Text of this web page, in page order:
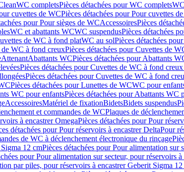
WC completsPièces détachées pour WC complets
cuvettes de WCPièces détachées pour Pour cuvettes
pour Pour sièges de WCAccessoiresPièces
WC et abattants WCWC suspendusPièces détachées
de WC à fond platWC au solPièces détachées
de WC à fond creuxPièces détachées pour Cuvettes de
AttenantAbattants WCPièces détachées pour Abattants
Pièces détachées pour Cuvettes de WC à fond
Pièces détachées pour Cuvettes de WC à fond
Pièces détachées pour Lunettes de WCWC pour
WC pour enfantsPièces détachées pour Abattants WC
AccessoiresMatériel de fixationBidetsBidets suspendus
et commandes de WCPlaques de
à encastrer OmegaPièces détachées pour Pour
détachées pour Pour réservoirs à encastrer DeltaPour
de WC à déclenchement électronique du rinçage
12 cmPièces détachées pour Pour alimentation sur
pour Pour alimentation sur secteur, pour réservoirs
par piles, pour réservoirs à encastrer Geberit Sigma